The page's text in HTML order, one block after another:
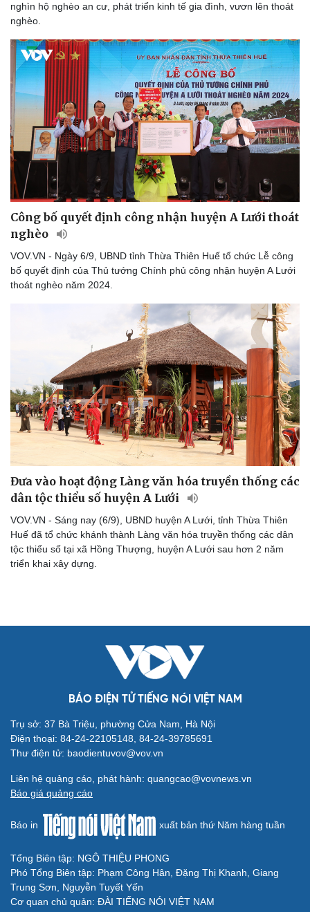
Du lịch
Tư vấn
Săn Tour
check-in
Podcast
Câu chuyện thời sự
Đọc truyện đêm khuya
Cửa sổ tình yêu
Kể chuyện cho bé
Hạt giống tâm hồn
nghìn hộ nghèo an cư, phát triển kinh tế gia đình, vươn lên thoát
nghèo.
Công bố quyết định công nhận huyện A Lưới thoát
nghèo
VOV.VN - Ngày 6/9, UBND tỉnh Thừa Thiên Huế tổ chức Lễ công
bố quyết định của Thủ tướng Chính phủ công nhận huyện A Lưới
thoát nghèo năm 2024.
Đưa vào hoạt động Làng văn hóa truyền thống các
dân tộc thiểu số huyện A Lưới
VOV.VN - Sáng nay (6/9), UBND huyện A Lưới, tỉnh Thừa Thiên
Huế đã tổ chức khánh thành Làng văn hóa truyền thống các dân
tộc thiểu số tại xã Hồng Thượng, huyện A Lưới sau hơn 2 năm
triển khai xây dựng.
BÁO ĐIỆN TỬ TIẾNG NÓI VIỆT NAM
Trụ sở: 37 Bà Triệu, phường Cửa Nam, Hà Nội
Điện thoại: 84-24-22105148, 84-24-39785691
Thư điện tử: baodientuvov@vov.vn
Liên hệ quảng cáo, phát hành: quangcao@vovnews.vn
Báo giá quảng cáo
Báo in xuất bản thứ Năm hàng tuần
Tổng Biên tập: NGÔ THIỆU PHONG
Phó Tổng Biên tập: Phạm Công Hân, Đặng Thị Khanh, Giang
Trung Sơn, Nguyễn Tuyết Yến
Cơ quan chủ quản: ĐÀI TIẾNG NÓI VIỆT NAM